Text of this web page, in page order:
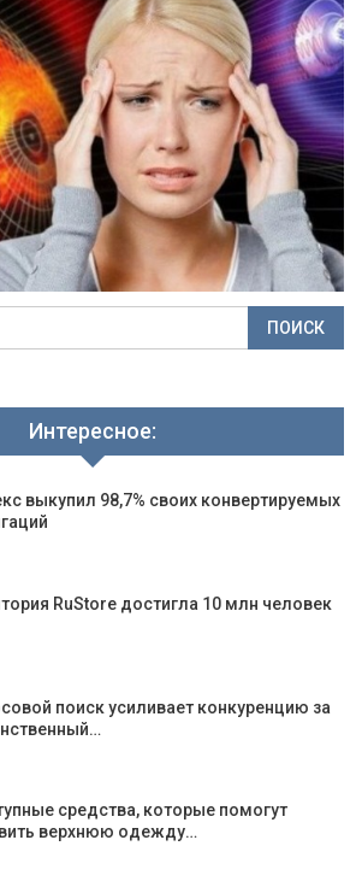
Интересное:
выкупил 98,7% своих конвертируемых
RuStore достигла 10 млн человек
поиск усиливает конкуренцию за
средства, которые помогут
верхнюю одежду…